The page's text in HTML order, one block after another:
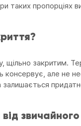
таких пропорціях
щільно закритим.
консервує, але не